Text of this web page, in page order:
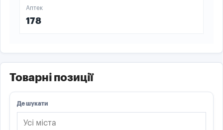
Аптек
178
Товарні позиції
Де шукати